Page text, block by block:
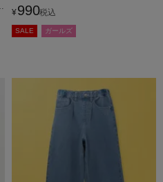
¥ 990税込
SALE ガールズ